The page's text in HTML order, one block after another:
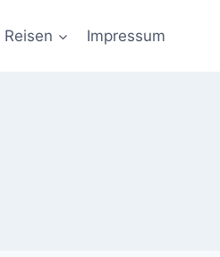
Reisen Impressum